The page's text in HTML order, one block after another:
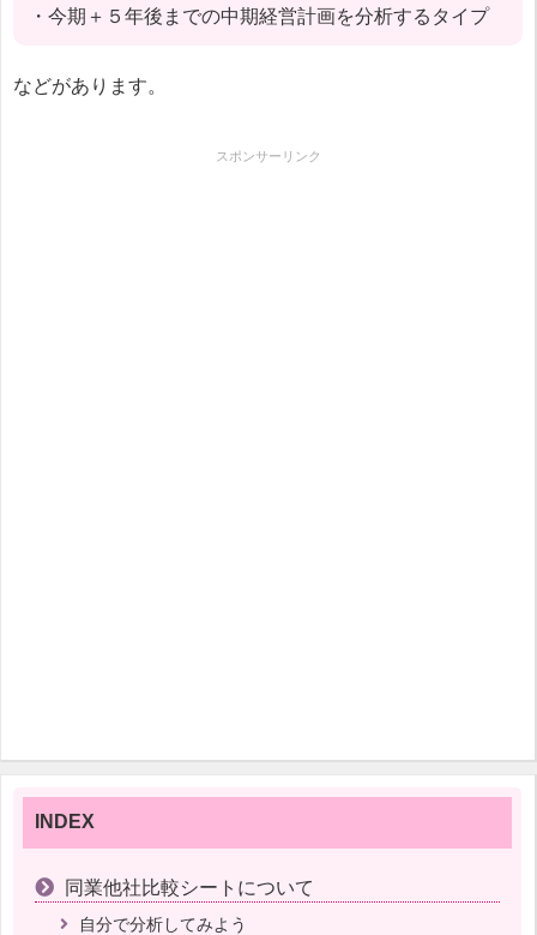
・今期＋５年後までの中期経営計画を分析するタイプ
などがあります。
スポンサーリンク
INDEX
同業他社比較シートについて
自分で分析してみよう